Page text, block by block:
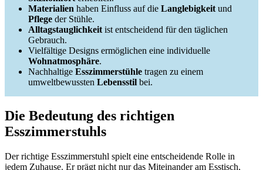
Materialien haben Einfluss auf die Langlebigkeit und
Pflege der Stühle.
Alltagstauglichkeit ist entscheidend für den täglichen
Gebrauch.
Vielfältige Designs ermöglichen eine individuelle
Wohnatmosphäre.
Nachhaltige Esszimmerstühle tragen zu einem
umweltbewussten Lebensstil bei.
Die Bedeutung des richtigen
Esszimmerstuhls
Der richtige Esszimmerstuhl spielt eine entscheidende Rolle in
jedem Zuhause. Er prägt nicht nur das Miteinander am Esstisch,